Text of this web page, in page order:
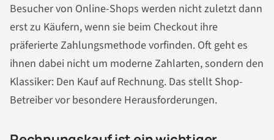
Besucher von Online-Shops werden nicht zuletzt dann
erst zu Käufern, wenn sie beim Checkout ihre
präferierte Zahlungsmethode vorfinden. Oft geht es
ihnen dabei nicht um moderne Zahlarten, sondern den
Klassiker: Den Kauf auf Rechnung. Das stellt Shop-
Betreiber vor besondere Herausforderungen.